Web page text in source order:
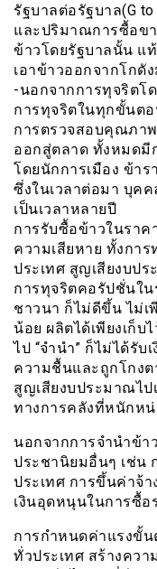
รัฐบาลต่อรัฐบาล(G
และปริมาณการซื้อข
ข้าวโดยรัฐบาลนั้น แ
เอาข้าวออกจากโกดั
-นอกจากการทุจริตโ
การทุจริตในทุกขั้นต
การตรวจสอบคุณภาพ
ออกสู่ตลาด ทั้งหมดมี
โดยนักการเมือง ข้า
ซึ่งในเวลาต่อมา บุค
เป็นเวลาหลายปี
การรับซื้อข้าวในราค
ความเสียหาย ทั้งกา
ประเทศ สูญเสียงบป
การทุจริตคอรัปชั่นใ
ชาวนา ก็ไม่ดีขึ้น ไม่เ
น้อย ผลิตได้เพียงเก็บ
ไป “จำนำ” ก็ไม่ได้รั
ความชื้นและถูกโกงต
สูญเสียงบประมาณไป
ทางการคลังที่หนักหน่
นอกจากการจำนำข้
ประชานิยมอื่นๆ เช่น
ประเทศ การขึ้นค่าจ้
เงินอุดหนุนในการซื้
การกำหนดค่าแรงขั้น
ทั่วประเทศ สร้างควา